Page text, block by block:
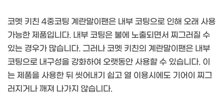
코멧 키친 4중코팅 계란말이팬은 내부 코팅으로 인해 오래 사용
가능한 제품입니다. 내부 코팅은 불에 노출되면서 찌그러질 수
있는 경우가 많습니다. 그러나 코멧 키친의 계란말이팬은 내부
코팅으로 내구성을 강화하여 오랫동안 사용할 수 있습니다. 이
는 제품을 사용한 뒤 씻어내기 쉽고 열 이용시에도 기어이 찌그
러지거나 깨져 나가지 않습니다.